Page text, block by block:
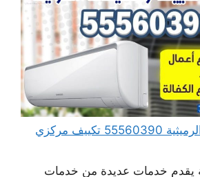
فني تكييف وتبريد الرميثية 55560390 تكييف مركزي
يقدم خدمات عديدة من خدمات